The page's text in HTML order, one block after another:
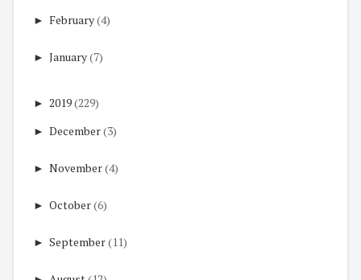
► February(4)
► January(7)
► 2019(229)
► December(3)
► November(4)
► October(6)
► September(11)